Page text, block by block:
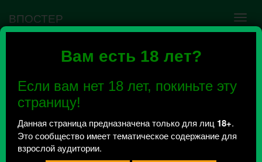
Вам есть 18 лет?
Если вам нет 18 лет, покиньте эту
страницу!
Данная страница предназначена только для лиц 18+.
Это сообщество имеет тематическое содержание для
взрослой аудитории.
ВПОСТЕР
Ошибка VK API #5
сообщества нужно авторизоваться на сервисе
повторно.
Радужный остров.
18+